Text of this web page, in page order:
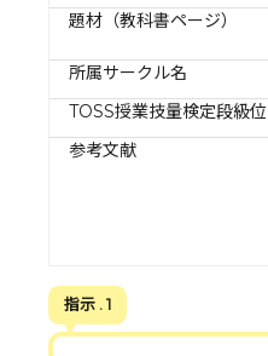
題材（教科書ページ）
所属サークル名
TOSS授業技量検定段級位
参考文献
指示 . 1